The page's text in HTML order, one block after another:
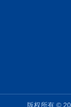
版权所有 ©